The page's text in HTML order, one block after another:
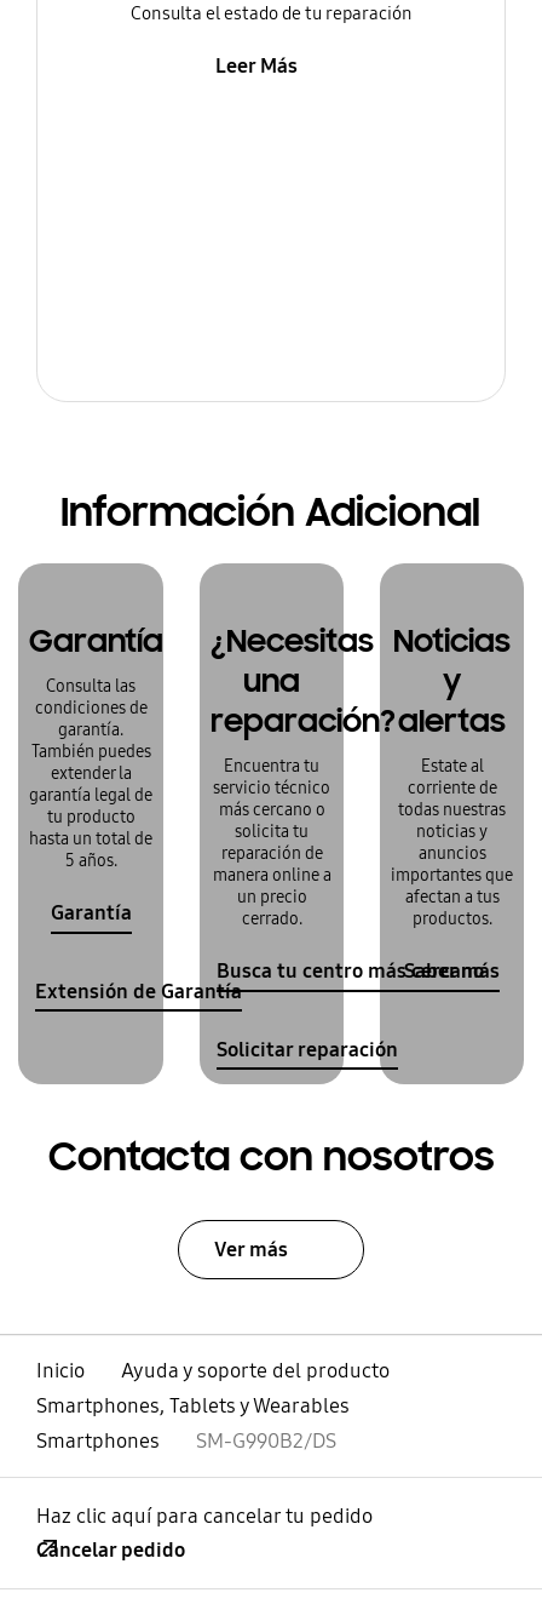
Consulta el estado de tu reparación
Leer Más
Información Adicional
Garantía
Consulta las
condiciones de
garantía.
También puedes
extender la
garantía legal de
tu producto
hasta un total de
5 años.
Garantía
Extensión de Garantía
¿Necesitas
una
reparación?
Encuentra tu
servicio técnico
más cercano o
solicita tu
reparación de
manera online a
un precio
cerrado.
Busca tu centro más cercano
Solicitar reparación
Noticias
y
alertas
Estate al
corriente de
todas nuestras
noticias y
anuncios
importantes que
afectan a tus
productos.
Saber más
Contacta con nosotros
Ver más
Inicio
Ayuda y soporte del producto
Smartphones, Tablets y Wearables
Smartphones
SM-G990B2/DS
Haz clic aquí para cancelar tu pedido
Cancelar pedido